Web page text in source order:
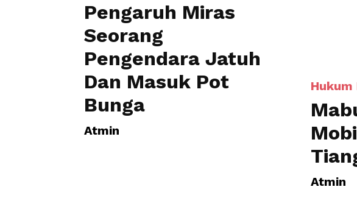
Pengaruh Miras
Seorang
Pengendara Jatuh
Dan Masuk Pot
Bunga
Atmin
Atmin
Hukum